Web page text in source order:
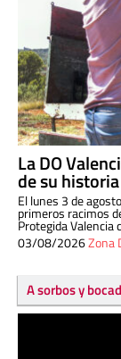
La DO
de su historia
El lunes 3 de
primeros racimos
Protegida Valencia
03/08/2026Zona
A sorbos y